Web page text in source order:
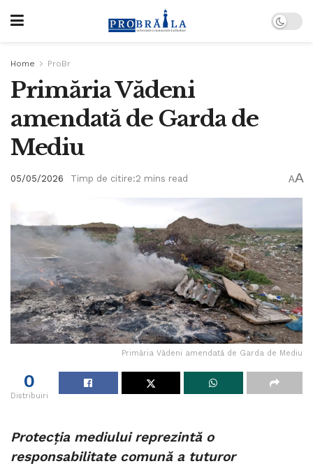
Home ProBr
Primăria Vădeni
amendată de Garda de
Mediu
05/05/2026 Timp de citire:2 mins read AA
Primăria Vădeni amendată de Garda de Mediu
0
Distribuiri
Protecția mediului reprezintă o
responsabilitate comună a tuturor